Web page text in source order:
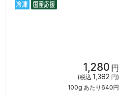
1,280 円
(税込 1,382 円)
100g あたり640円